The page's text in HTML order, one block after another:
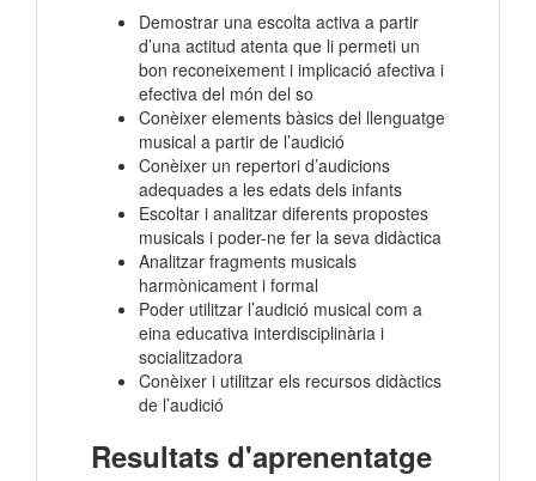
Demostrar una escolta activa a partir
d’una actitud atenta que li permeti un
bon reconeixement i implicació afectiva i
efectiva del món del so
Conèixer elements bàsics del llenguatge
musical a partir de l’audició
Conèixer un repertori d’audicions
adequades a les edats dels infants
Escoltar i analitzar diferents propostes
musicals i poder-ne fer la seva didàctica
Analitzar fragments musicals
harmònicament i formal
Poder utilitzar l’audició musical com a
eina educativa interdisciplinària i
socialitzadora
Conèixer i utilitzar els recursos didàctics
de l’audició
Resultats d'aprenentatge